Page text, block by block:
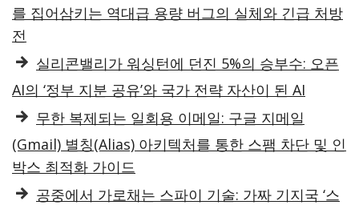
를 집어삼키는 역대급 용량 버그의 실체와 긴급 처방
전
실리콘밸리가 워싱턴에 던진 5%의 승부수: 오픈
AI의 ‘정부 지분 공유’와 국가 전략 자산이 된 AI
무한 복제되는 일회용 이메일: 구글 지메일
(Gmail) 별칭(Alias) 아키텍처를 통한 스팸 차단 및 인
박스 최적화 가이드
공중에서 가로채는 스파이 기술: 가짜 기지국 ‘스